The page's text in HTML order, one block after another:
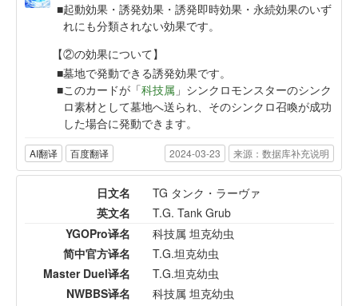
起動効果・誘発効果・誘発即時効果・永続効果のいず
れにも分類されない効果です。
【②の効果について】
墓地で発動できる誘発効果です。
このカードが「科技属 」シンクロモンスターのシンク
ロ素材として墓地へ送られ、そのシンクロ召喚が成功
した場合に発動できます。
AI翻译 百度翻译 2024-03-23 来源：数据库补充说明
日文名
TG タンク・ラーヴァ
英文名
T.G. Tank Grub
YGOPro译名
科技属 坦克幼虫
简中官方译名
T.G.坦克幼虫
Master Duel译名
T.G.坦克幼虫
NWBBS译名
科技属 坦克幼虫